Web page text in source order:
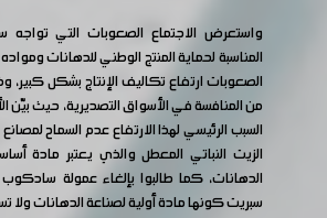
واستعرض الاجتماع الصعوبات التي تواجه
المناسبة لحماية المنتج الوطني للدهانات
الصعوبات ارتفاع تكاليف الإنتاج بشكل كبير،
من المنافسة في الأسواق التصديرية، حيث بيّن
السبب الرئيسي لهذا الارتفاع عدم السماح
الزيت النباتي المعطل والذي يعتبر مادة
الدهانات، كما طالبوا بإلغاء عمولة
سبريت كونها مادة أولية لصناعة الدهانات ولا